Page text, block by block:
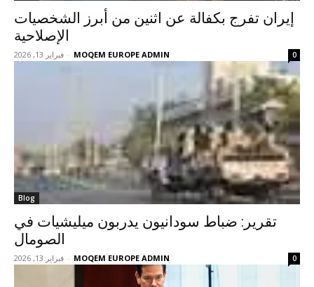
إيران تفرج بكفالة عن اثنين من أبرز الشخصيات
الإصلاحية
MOQEM EUROPE ADMIN
- فبراير 13, 2026 0
Blog
تقرير: ضباط سودانيون يدربون ميليشيات في
الصومال
MOQEM EUROPE ADMIN
- فبراير 13, 2026 0